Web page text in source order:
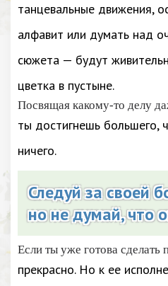
танцевальные движения,
алфавит или думать над
сюжета — будут
цветка в пустыне.
Посвящая какому-то делу
ты достигнешь большего,
ничего.
Следуй за своей
но не думай, что
Если ты уже готова
прекрасно. Но к ее